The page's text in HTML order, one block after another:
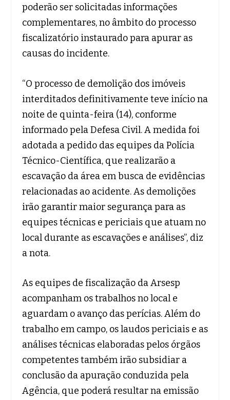
poderão ser solicitadas informações
complementares, no âmbito do processo
fiscalizatório instaurado para apurar as
causas do incidente.
“O processo de demolição dos imóveis
interditados definitivamente teve início na
noite de quinta-feira (14), conforme
informado pela Defesa Civil. A medida foi
adotada a pedido das equipes da Polícia
Técnico-Científica, que realizarão a
escavação da área em busca de evidências
relacionadas ao acidente. As demolições
irão garantir maior segurança para as
equipes técnicas e periciais que atuam no
local durante as escavações e análises”, diz
a nota.
As equipes de fiscalização da Arsesp
acompanham os trabalhos no local e
aguardam o avanço das perícias. Além do
trabalho em campo, os laudos periciais e as
análises técnicas elaboradas pelos órgãos
competentes também irão subsidiar a
conclusão da apuração conduzida pela
Agência, que poderá resultar na emissão